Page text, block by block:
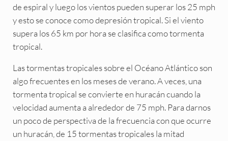
de espiral y luego los vientos pueden superar los 25 mph
y esto se conoce como depresión tropical. Si el viento
supera los 65 km por hora se clasifica como tormenta
tropical.
Las tormentas tropicales sobre el Océano Atlántico son
algo frecuentes en los meses de verano. A veces, una
tormenta tropical se convierte en huracán cuando la
velocidad aumenta a alrededor de 75 mph. Para darnos
un poco de perspectiva de la frecuencia con que ocurre
un huracán, de 15 tormentas tropicales la mitad